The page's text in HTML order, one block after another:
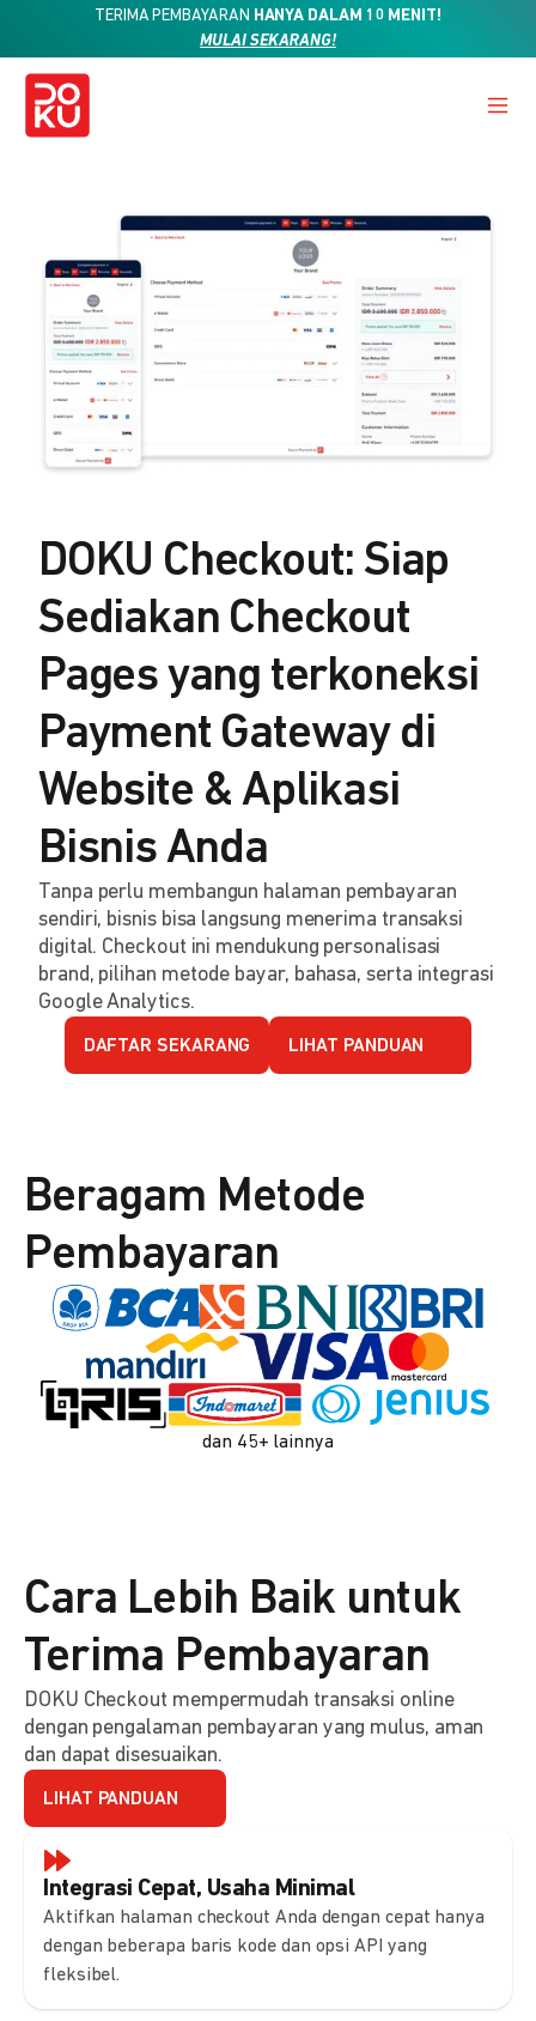
TERIMA PEMBAYARAN HANYA DALAM 10 MENIT!
MULAI SEKARANG!
DOKU Checkout: Siap
Sediakan Checkout
Pages yang terkoneksi
Payment Gateway di
Website & Aplikasi
Bisnis Anda
Tanpa perlu membangun halaman pembayaran
sendiri, bisnis bisa langsung menerima transaksi
digital. Checkout ini mendukung personalisasi
brand, pilihan metode bayar, bahasa, serta integrasi
Google Analytics.
DAFTAR SEKARANG LIHAT PANDUAN
Beragam Metode
Pembayaran
dan 45+ lainnya
Integrasi Cepat, Usaha Minimal
Aktifkan halaman checkout Anda dengan cepat hanya
dengan beberapa baris kode dan opsi API yang
fleksibel.
Cara Lebih Baik untuk
Terima Pembayaran
DOKU Checkout mempermudah transaksi online
dengan pengalaman pembayaran yang mulus, aman
dan dapat disesuaikan.
LIHAT PANDUAN